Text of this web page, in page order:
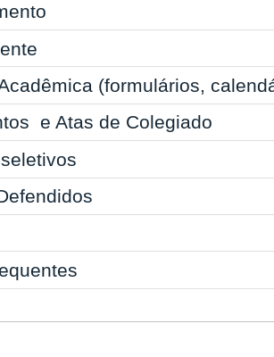
(formulários,
e Atas de Colegiado